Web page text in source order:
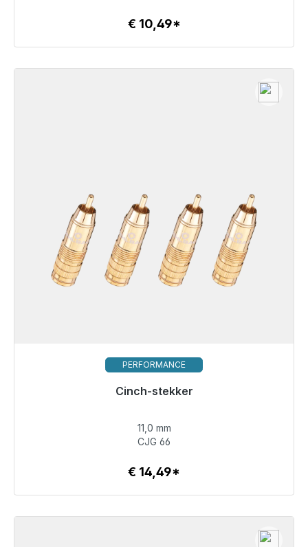
Details
€ 10,49*
PERFORMANCE
Cinch-stekker
€ 14,49
Details
11,0 mm
CJG 66
€ 14,49*